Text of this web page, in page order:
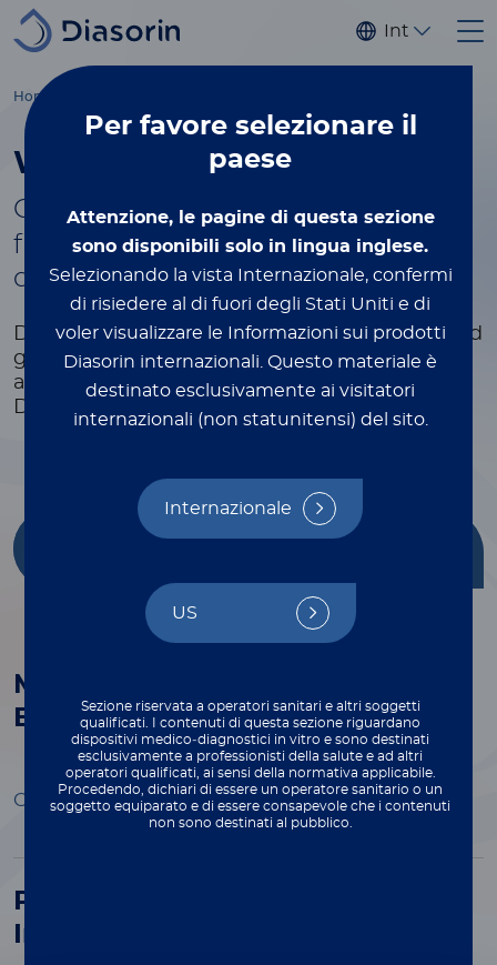
Salta al contenuto principale
Per favore selezionare il
paese
Attenzione, le pagine di questa sezione
sono disponibili solo in lingua inglese.
Selezionando la vista Internazionale, confermi
di risiedere al di fuori degli Stati Uniti e di
voler visualizzare le Informazioni sui prodotti
Diasorin internazionali.Questo materiale è
destinato esclusivamente ai visitatori
internazionali (non statunitensi) del sito.
Internazionale
US
Sezione riservata a operatori sanitari e altri soggetti
qualificati. I contenuti di questa sezione riguardano
dispositivi medico‑diagnostici in vitro e sono destinati
esclusivamente a professionisti della salute e ad altri
operatori qualificati, ai sensi della normativa applicabile.
Procedendo, dichiari di essere un operatore sanitario o un
soggetto equiparato e di essere consapevole che i contenuti
non sono destinati al pubblico.
Home
White Papers & Tech Notes
Gain more xMAP
xPERTISE by
filling out the form to select and
download the white papers
Dive deeper into industry trends, research, and
gain valuable knowledge. Get the latest data
and expert insights at your fingertips.
Discover, learn, and stay ahead in your field.
Getting Started
Multiplex
Multiplex Methods to Examine
Epigenetic Modifications
Open Preview
Pathogenesis of Traumatic Brain
Injury